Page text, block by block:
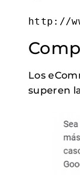
http://
Los
superen